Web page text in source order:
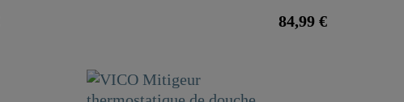
84,99 €